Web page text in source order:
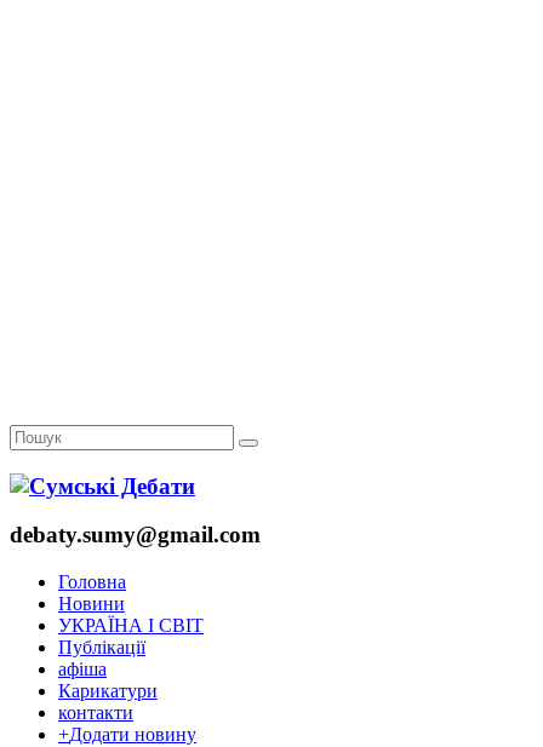
debaty.sumy@gmail.com
Головна
Новини
УКРАЇНА І СВІТ
Публікації
афіша
Карикатури
контакти
+Додати новину